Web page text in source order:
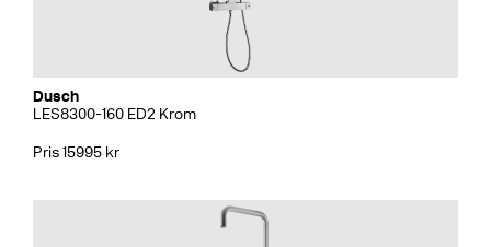
Dusch
LES8300-160 ED2 Krom
Pris 15995 kr